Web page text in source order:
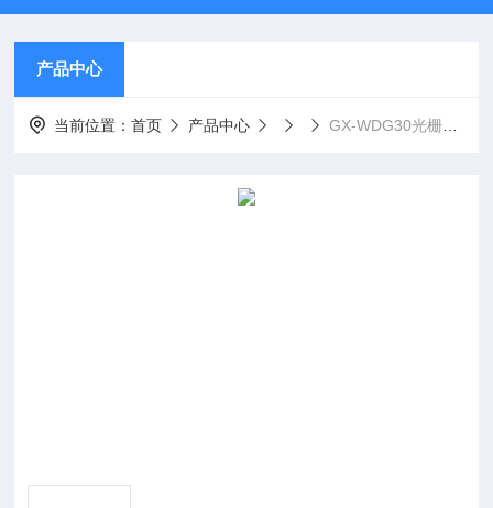
产品中心
当前位置：首页 产品中心 GX-WDG30光栅单色仪